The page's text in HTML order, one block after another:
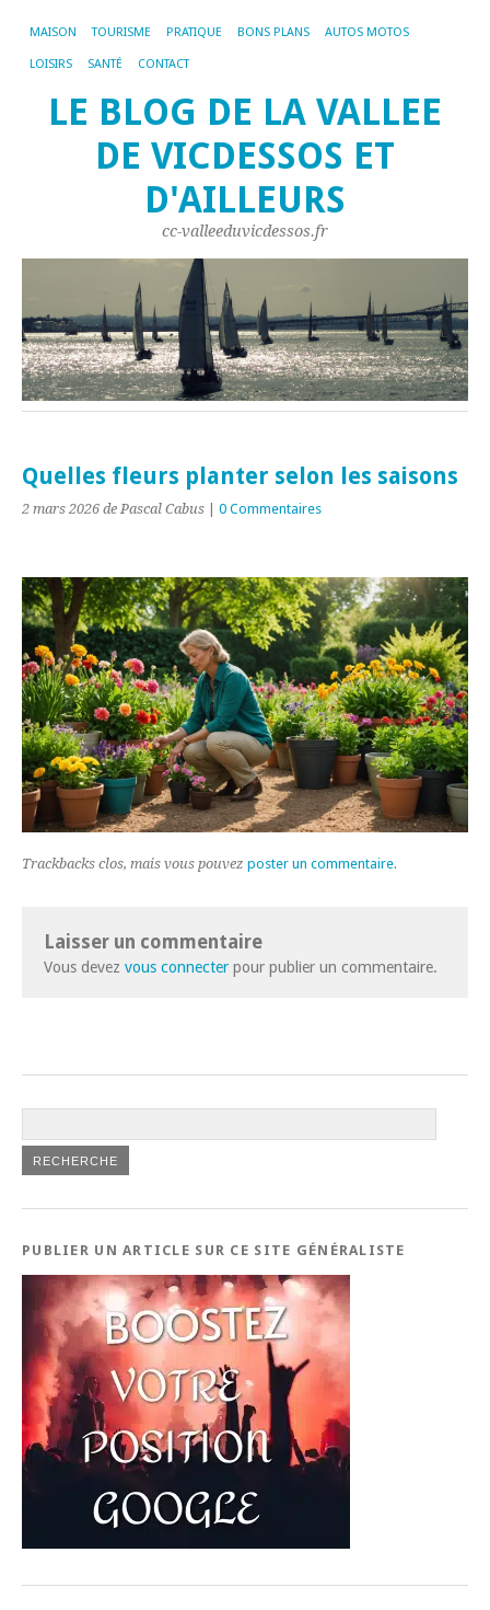
MAISON TOURISME PRATIQUE BONS PLANS AUTOS MOTOS
LOISIRS SANTÉ CONTACT
LE BLOG DE LA VALLEE
DE VICDESSOS ET
D'AILLEURS
cc-valleeduvicdessos.fr
Quelles fleurs planter selon les saisons
2 mars 2026 de Pascal Cabus | 0 Commentaires
Trackbacks clos, mais vous pouvez poster un commentaire.
Laisser un commentaire
Vous devez vous connecter pour publier un commentaire.
PUBLIER UN ARTICLE SUR CE SITE GÉNÉRALISTE